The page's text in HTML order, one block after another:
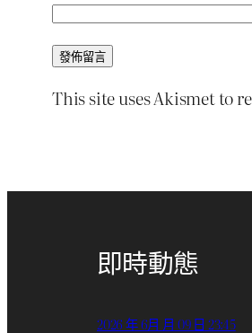
This site uses Akismet to
即時動態
2026 年 6月 月 09 日 23:45